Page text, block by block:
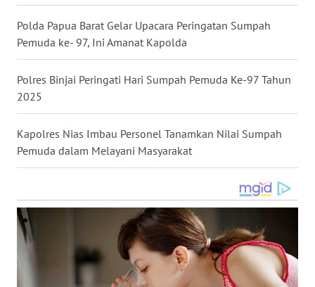
Polda Papua Barat Gelar Upacara Peringatan Sumpah
Pemuda ke- 97, Ini Amanat Kapolda
Polres Binjai Peringati Hari Sumpah Pemuda Ke-97 Tahun
2025
Kapolres Nias Imbau Personel Tanamkan Nilai Sumpah
Pemuda dalam Melayani Masyarakat
NUSANTARA
WN
JOGJA
WN
JATIM
WN
WN
KALBAR